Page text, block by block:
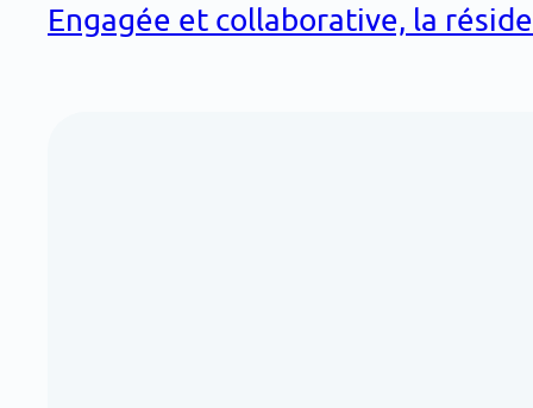
Engagée et collaborative, la